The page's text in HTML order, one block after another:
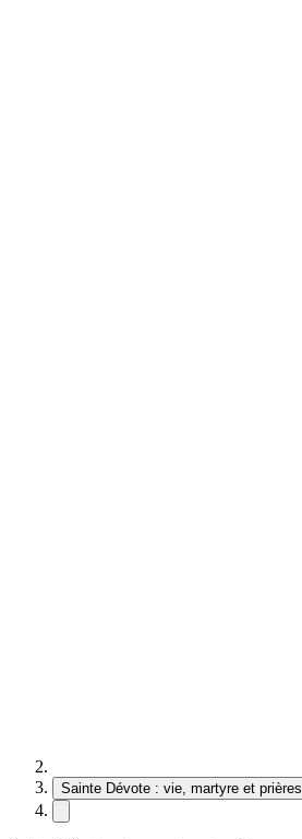
Sainte Dévote : vie, martyre et prières